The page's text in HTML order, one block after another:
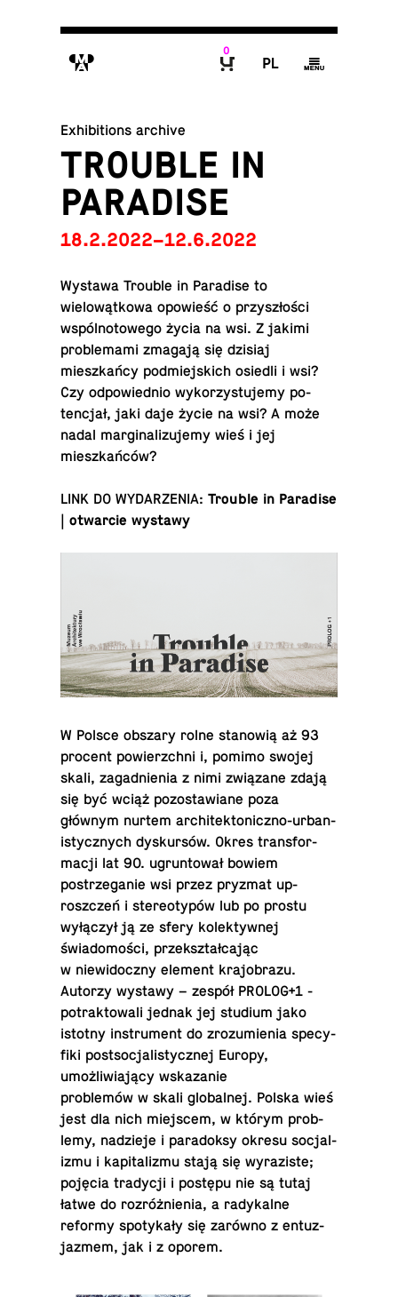
M
0
P g
Exhibitions archive
TROUBLE IN
PARADISE
18.2.2022–12.6.2022
Wystawa Trouble in Par­adise to
wielowątkowa opowieść o przyszłości
wspólno­towego życia na wsi. Z jakimi
prob­le­mami zmagają się dzisiaj
mieszkańcy pod­miejs­kich osiedli i wsi?
Czy odpowied­nio wyko­rzys­tu­jemy po­
tencjał, jaki daje życie na wsi? A może
nadal mar­gin­al­izu­jemy wieś i jej
mieszkańców?
LINK DO WYDARZENIA: Trouble in Par­adise
| ot­war­cie wystawy
W Polsce obszary rolne stanowią aż 93
procent powierzchni i, pomimo swojej
skali, za­gad­nienia z nimi związane zdają
się być wciąż po­zostaw­iane poza
głównym nurtem ar­chitek­ton­iczno-ur­ban­
isty­cznych dyskursów. Okres trans­for­
ma­cji lat 90. ugrun­tował bowiem
postrze­ganie wsi przez pryzmat up­
roszczeń i stereo­typów lub po prostu
wyłączył ją ze sfery kolek­ty­wnej
świadomości, przek­ształcając
w niewidoczny element kra­jo­brazu.
Autorzy wystawy – zespół PROLOG+1 -
po­trak­towali jednak jej studium jako
istotny in­stru­ment do zrozu­mienia specy­
fiki post­soc­jal­isty­cznej Europy,
umożliwiający wskazanie
problemów w skali glob­al­nej. Polska wieś
jest dla nich miejscem, w którym prob­
lemy, nadzieje i paradoksy okresu soc­jal­
izmu i kap­i­tal­izmu stają się wyraziste;
pojęcia trady­cji i postępu nie są tutaj
łatwe do rozróżnienia, a radykalne
reformy spotykały się zarówno z en­tuz­
jazmem, jak i z oporem.